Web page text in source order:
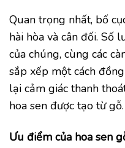
Quan trọng nhất, bố
hài hòa và cân đối. Số
của chúng, cùng các
sắp xếp một cách
lại cảm giác thanh
hoa sen được tạo từ gỗ.
Ưu điểm của hoa sen